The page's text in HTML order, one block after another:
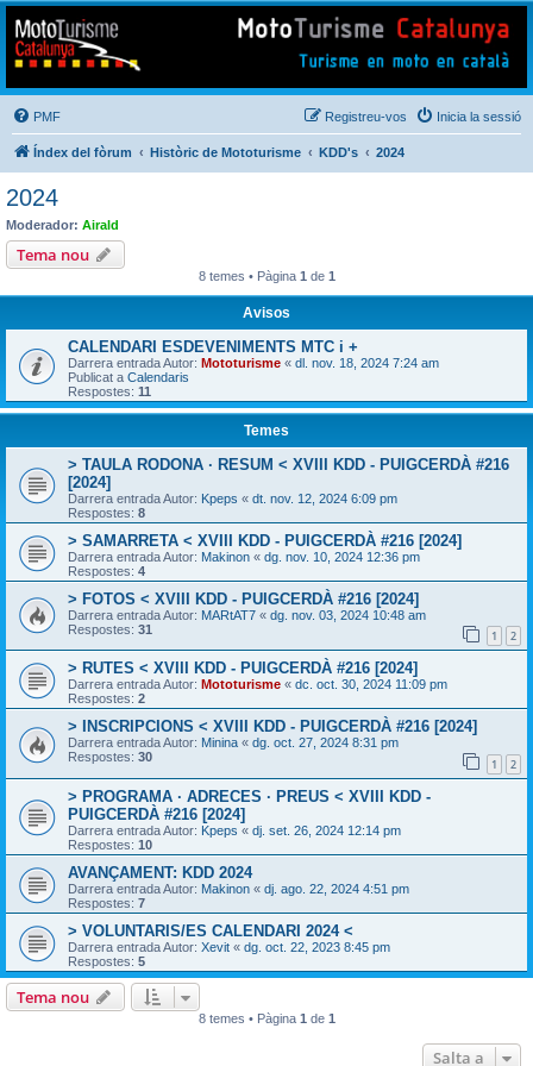
Mototurisme
Turisme en moto en català
PMF Inicia la sessió
Registreu-vos
Índex del fòrum Històric de Mototurisme KDD's 2024
2024
Moderador: Airald
Tema nou
8 temes • Pàgina 1 de 1
Avisos
CALENDARI ESDEVENIMENTS MTC i +
Darrera entrada Autor: Mototurisme « dl. nov. 18, 2024 7:24 am
Publicat a Calendaris
Respostes: 11
Temes
> TAULA RODONA · RESUM < XVIII KDD - PUIGCERDÀ #216
[2024]
Darrera entrada Autor: Kpeps « dt. nov. 12, 2024 6:09 pm
Respostes: 8
> SAMARRETA < XVIII KDD - PUIGCERDÀ #216 [2024]
Darrera entrada Autor: Makinon « dg. nov. 10, 2024 12:36 pm
Respostes: 4
> FOTOS < XVIII KDD - PUIGCERDÀ #216 [2024]
Darrera entrada Autor: MARtAT7 « dg. nov. 03, 2024 10:48 am
Respostes: 31 1 2
> RUTES < XVIII KDD - PUIGCERDÀ #216 [2024]
Darrera entrada Autor: Mototurisme « dc. oct. 30, 2024 11:09 pm
Respostes: 2
> INSCRIPCIONS < XVIII KDD - PUIGCERDÀ #216 [2024]
Darrera entrada Autor: Minina « dg. oct. 27, 2024 8:31 pm
Respostes: 30 1 2
> PROGRAMA · ADRECES · PREUS < XVIII KDD -
PUIGCERDÀ #216 [2024]
Darrera entrada Autor: Kpeps « dj. set. 26, 2024 12:14 pm
Respostes: 10
AVANÇAMENT: KDD 2024
Darrera entrada Autor: Makinon « dj. ago. 22, 2024 4:51 pm
Respostes: 7
> VOLUNTARIS/ES CALENDARI 2024 <
Darrera entrada Autor: Xevit « dg. oct. 22, 2023 8:45 pm
Respostes: 5
Tema nou
8 temes • Pàgina 1 de 1
Salta a